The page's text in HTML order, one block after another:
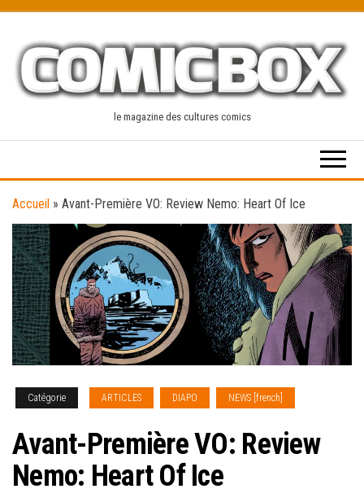
content
le magazine des cultures comics
Accueil » Avant-Première VO: Review Nemo: Heart Of Ice
Catégorie ARTICLES DIAPO NEWS [french]
Avant-Première VO: Review
Nemo: Heart Of Ice